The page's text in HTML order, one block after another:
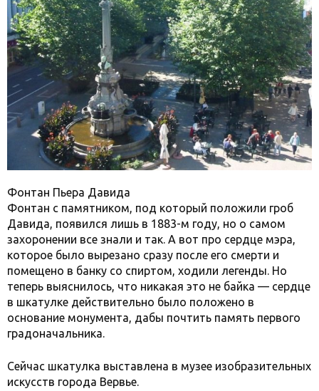
Фонтан Пьера Давида
Фонтан с памятником, под который положили гроб
Давида, появился лишь в 1883-м году, но о самом
захоронении все знали и так. А вот про сердце мэра,
которое было вырезано сразу после его смерти и
помещено в банку со спиртом, ходили легенды. Но
теперь выяснилось, что никакая это не байка — сердце
в шкатулке действительно было положено в
основание монумента, дабы почтить память первого
градоначальника.
Сейчас шкатулка выставлена в музее изобразительных
искусств города Вервье.